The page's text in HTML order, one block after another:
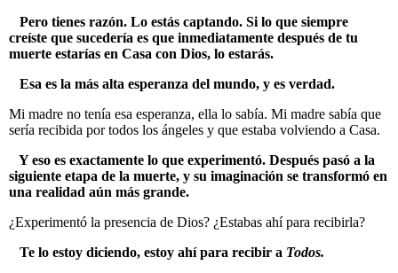
Pero tienes razón. Lo estás captando. Si lo que siempre
creíste que sucedería es que inmediatamente después de tu
muerte estarías en Casa con Dios, lo estarás.
Esa es la más alta esperanza del mundo, y es verdad.
Mi madre no tenía esa esperanza, ella lo sabía. Mi madre sabía que
sería recibida por todos los ángeles y que estaba volviendo a Casa.
Y eso es exactamente lo que experimentó. Después pasó a la
siguiente etapa de la muerte, y su imaginación se transformó en
una realidad aún más grande.
¿Experimentó la presencia de Dios? ¿Estabas ahí para recibirla?
Te lo estoy diciendo, estoy ahí para recibir a Todos.